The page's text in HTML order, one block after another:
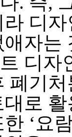
디
자는
디자
폐기
로
‘요